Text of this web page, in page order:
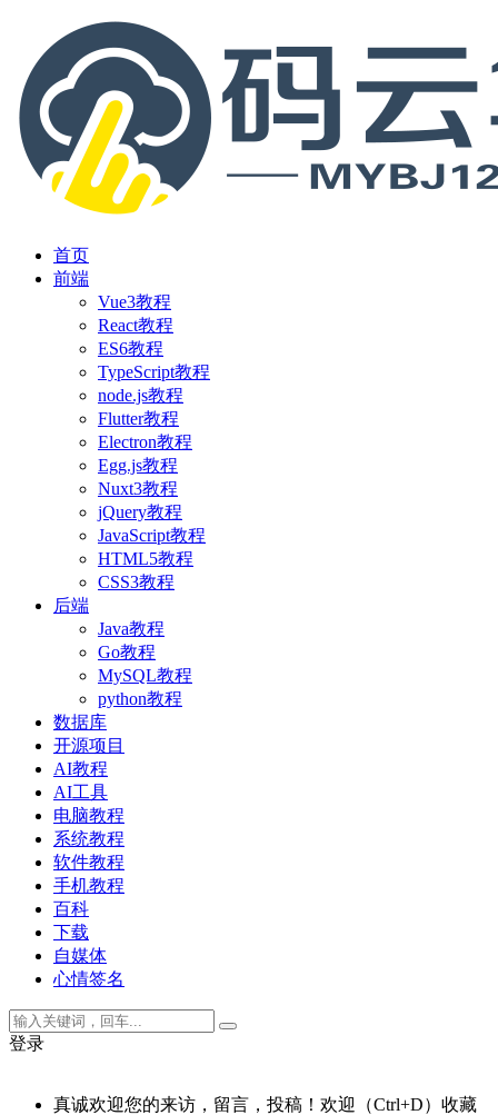
首页
前端
Vue3教程
React教程
ES6教程
TypeScript教程
node.js教程
Flutter教程
Electron教程
Egg.js教程
Nuxt3教程
jQuery教程
JavaScript教程
HTML5教程
CSS3教程
后端
Java教程
Go教程
MySQL教程
python教程
数据库
开源项目
AI教程
AI工具
电脑教程
系统教程
软件教程
手机教程
百科
下载
自媒体
心情签名
登录
真诚欢迎您的来访，留言，投稿！欢迎（Ctrl+D）收藏